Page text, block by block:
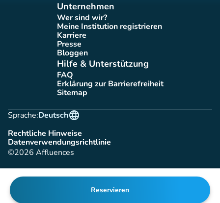
Reservieren
Unternehmen
Wer sind wir?
(new tab)
Meine Institution registrieren
(new tab)
Karriere(new tab)
Presse(new tab)
Bloggen
(new tab)
Hilfe & Unterstützung
FAQ(new tab)
Erklärung zur Barrierefreiheit
(new tab)
Sitemap(new tab)
Sprache:
language
Deutsch
Rechtliche Hinweise
(new tab)
Datenverwendungsrichtlinie
(new tab)
©2026 Affluences